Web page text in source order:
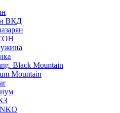
ВКД
Black Mountain
Mountain